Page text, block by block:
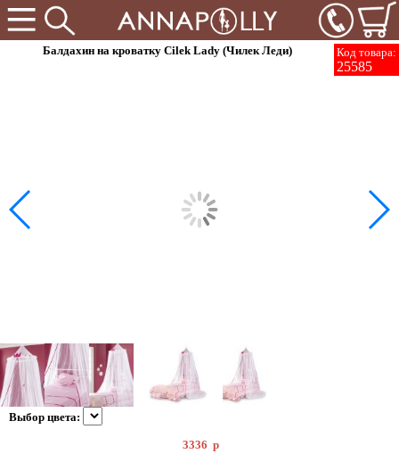
Код товара:
25585
Балдахин на кроватку Cilek Lady (Чилек Леди)
Выбор цвета:
3336 р